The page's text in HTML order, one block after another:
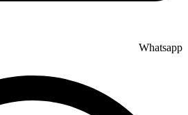
Whatsapp